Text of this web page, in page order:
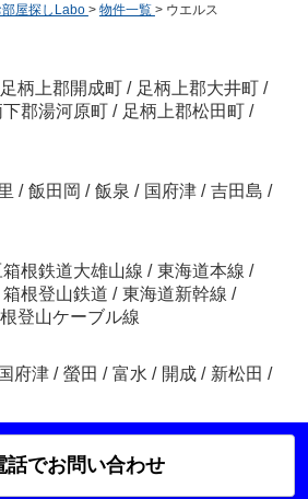
屋探しLabo > 物件一覧 > ウエルス
足柄上郡開成町 / 足柄上郡大井町 /
下郡湯河原町 / 足柄上郡松田町 /
/ 飯田岡 / 飯泉 / 国府津 / 吉田島 /
根鉄道大雄山線 / 東海道本線 /
箱根登山鉄道 / 東海道新幹線 /
登山ケーブル線
国府津 / 螢田 / 富水 / 開成 / 新松田 /
話でお問い合わせ